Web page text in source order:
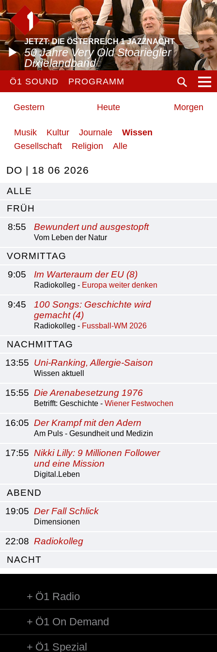
JETZT: DIE ÖSTERREICH 1 JAZZNACHT
50 Jahre Very Old Stoariegler
Dixielandband
Ö1 SOUND PROGRAMM
Gestern Heute Morgen
Musik Kultur Journale
Wissen
Gesellschaft
Religion Alle
DO | 18 06 2026
ALLE
FRÜH
8:55
Bewundert und ausgestopft
Vom Leben der Natur
VORMITTAG
9:05
Im Warteraum der EU (8)
Radiokolleg - Europa weiter denken
9:45
100 Songs: Geschichte wird
gemacht (4)
Radiokolleg - Fussball-WM 2026
NACHMITTAG
13:55 Uni-Ranking, Allergie-Saison
Wissen aktuell
15:55 Die Arenabesetzung 1976
Betrifft: Geschichte - Wiener Festwochen
16:05 Der Krampf mit den Adern
Am Puls - Gesundheit und Medizin
17:55 Nikki Lilly: 9 Millionen Follower
und eine Mission
Digital.Leben
ABEND
19:05 Der Fall Schlick
Dimensionen
22:08 Radiokolleg
NACHT
Ö1 Radio
Ö1 On Demand
Ö1 Spezial